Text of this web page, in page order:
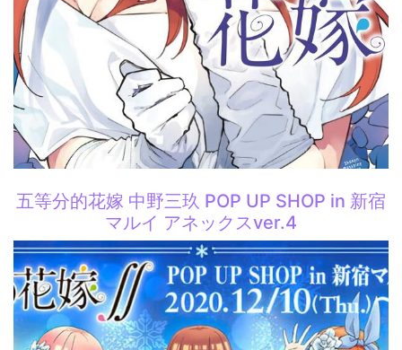
五等分的花嫁 中野三玖 POP UP SHOP in 新宿
マルイ アネックスver.4